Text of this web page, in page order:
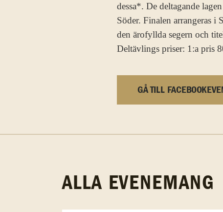
dessa*. De deltagande
Söder. Finalen arrangeras
den ärofyllda segern och
Deltävlings priser: 1:a pris
GÅ TILL
ALLA EVENEMANG